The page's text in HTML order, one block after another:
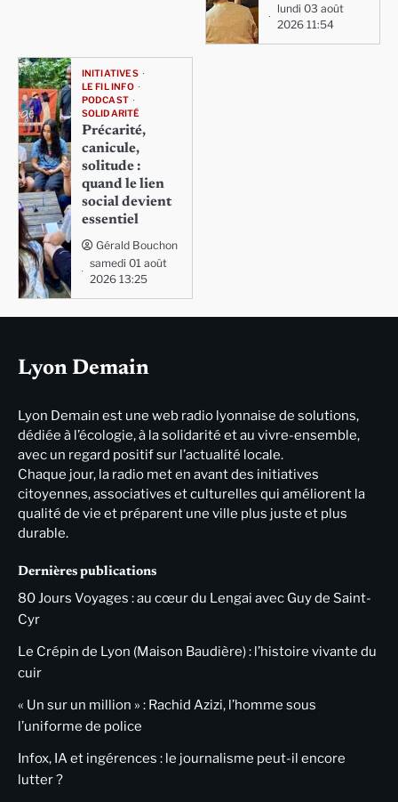
lundi 03 août
2026 11:54
INITIATIVES
LE FIL INFO
PODCAST
SOLIDARITÉ
Précarité,
canicule,
solitude :
quand le lien
social devient
essentiel
Gérald Bouchon
samedi 01 août
2026 13:25
Lyon Demain
Lyon Demain est une web radio lyonnaise de solutions,
dédiée à l’écologie, à la solidarité et au vivre-ensemble,
avec un regard positif sur l’actualité locale.
Chaque jour, la radio met en avant des initiatives
citoyennes, associatives et culturelles qui améliorent la
qualité de vie et préparent une ville plus juste et plus
durable.
Dernières publications
80 Jours Voyages : au cœur du Lengai avec Guy de Saint-
Cyr
Le Crépin de Lyon (Maison Baudière) : l’histoire vivante du
cuir
« Un sur un million » : Rachid Azizi, l’homme sous
l’uniforme de police
Infox, IA et ingérences : le journalisme peut-il encore
lutter ?